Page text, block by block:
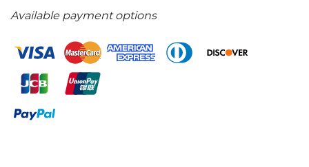
nacionalista. En 1942 fue invitado como artista
Alburquerque, ahí realizó un fresco titulado "The
Union of the Americans Associated for Freedom". En
1977 se rindió homenaje al pintor por ser un maestro
de esta corriente artística en el Museo de Arte
Moderno de la Ciudad de México. De las
exposiciones en las que participó destacan "Golden
Available payment options